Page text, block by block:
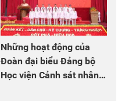
Những hoạt động của
Đoàn đại biểu Đảng bộ
Học viện Cảnh sát nhân